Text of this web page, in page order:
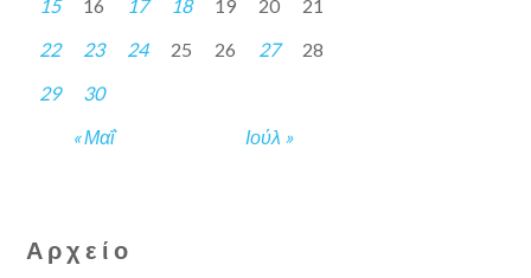
« Μαΐ Ιούλ »
15
16 17 18 19 20
21
22
23 24 25 26 27
28
29
30
Αρχείο